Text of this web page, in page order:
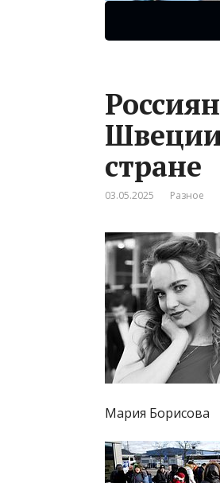
Швеции
стране
03.05.2025 Разное
Мария Борисова